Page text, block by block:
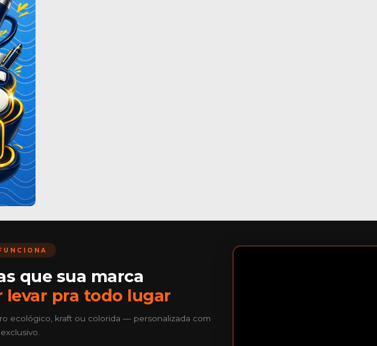
que sua marca
levar pra todo lugar
ecológico, kraft ou colorida — personalizada com